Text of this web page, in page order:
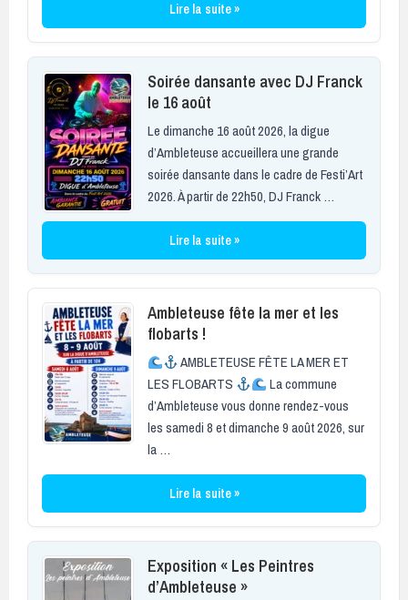
Lire la suite »
Soirée dansante avec DJ Franck
le 16 août
Le dimanche 16 août 2026, la digue
d’Ambleteuse accueillera une grande
soirée dansante dans le cadre de Festi’Art
2026. À partir de 22h50, DJ Franck …
Lire la suite »
Ambleteuse fête la mer et les
flobarts !
AMBLETEUSE FÊTE LA MER ET
LES FLOBARTS
La commune
d’Ambleteuse vous donne rendez-vous
les samedi 8 et dimanche 9 août 2026, sur
la …
Lire la suite »
Exposition « Les Peintres
d’Ambleteuse »